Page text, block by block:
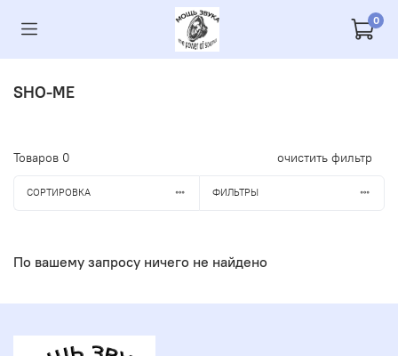
0
SHO-ME
Товаров 0 очистить фильтр
СОРТИРОВКА ФИЛЬТРЫ
По вашему запросу ничего не найдено